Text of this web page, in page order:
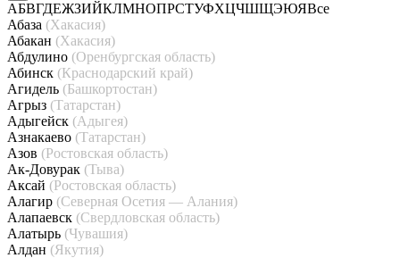
АБВГДЕЖЗИЙКЛМНОПРСТУФХЦЧШЩЭЮЯВсе
Абаза (Хакасия)
Абакан (Хакасия)
Абдулино (Оренбургская область)
Абинск (Краснодарский край)
Агидель (Башкортостан)
Агрыз (Татарстан)
Адыгейск (Адыгея)
Азнакаево (Татарстан)
Азов (Ростовская область)
Ак-Довурак (Тыва)
Аксай (Ростовская область)
Алагир (Северная Осетия — Алания)
Алапаевск (Свердловская область)
Алатырь (Чувашия)
Алдан (Якутия)